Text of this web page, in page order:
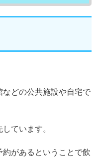
どの公共施設や自宅で
ています。
があるということで飲